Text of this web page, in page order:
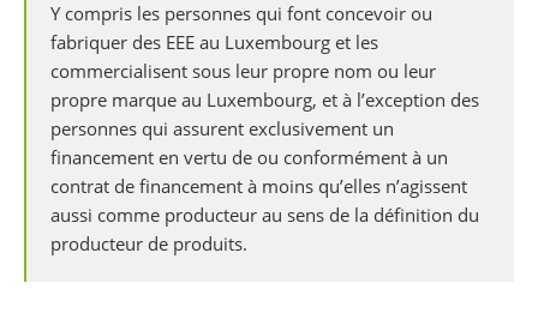
Y compris les personnes qui font concevoir ou
fabriquer des EEE au Luxembourg et les
commercialisent sous leur propre nom ou leur
propre marque au Luxembourg, et à l’exception des
personnes qui assurent exclusivement un
financement en vertu de ou conformément à un
contrat de financement à moins qu’elles n’agissent
aussi comme producteur au sens de la définition du
producteur de produits.